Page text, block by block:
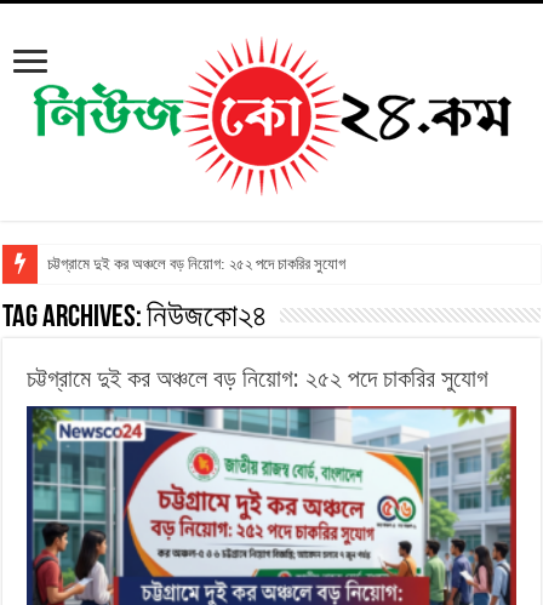
চট্টগ্রামে দুই কর অঞ্চলে বড় নিয়োগ: ২৫২ পদে চাকরির সুযোগ
Tag Archives:নিউজকো২৪
চট্টগ্রামে দুই কর অঞ্চলে বড় নিয়োগ: ২৫২ পদে চাকরির সুযোগ